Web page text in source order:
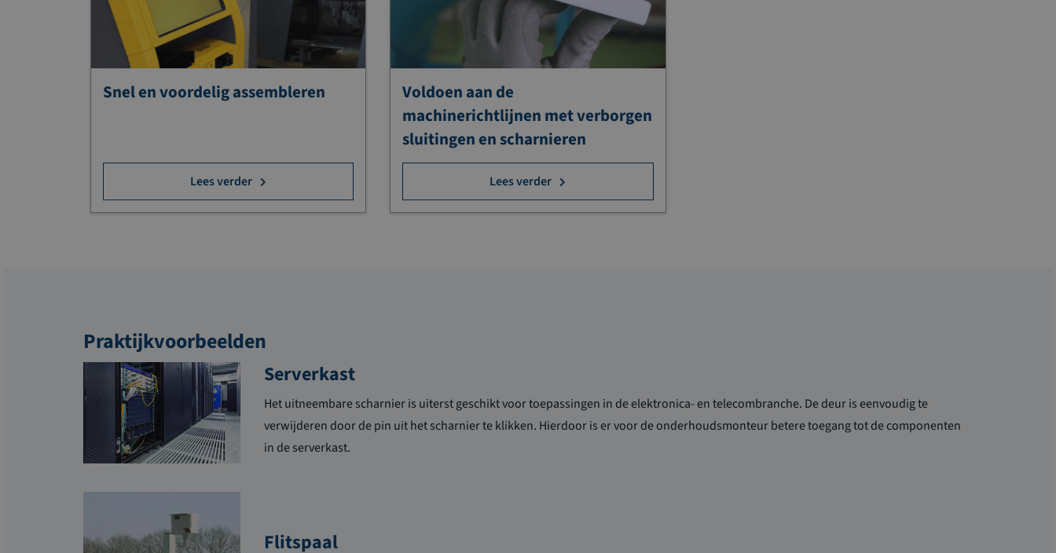
Snel en voordelig assembleren
Lees verder
Voldoen aan de
machinerichtlijnen met verborgen
sluitingen en scharnieren
Lees verder
Praktijkvoorbeelden
Serverkast
Het uitneembare scharnier is uiterst geschikt voor toepassingen in de elektronica- en telecombranche. De deur is eenvoudig te
verwijderen door de pin uit het scharnier te klikken. Hierdoor is er voor de onderhoudsmonteur betere toegang tot de componenten
in de serverkast.
Flitspaal